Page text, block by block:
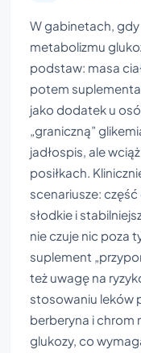
W gabinetach,
metabolizmu
podstaw: masa
potem
jako dodatek u
„graniczną”
jadłospis, ale
posiłkach.
scenariusze:
słodkie i
nie czuje nic poza
suplement
też uwagę na
stosowaniu leków
berberyna i chrom
glukozy, co